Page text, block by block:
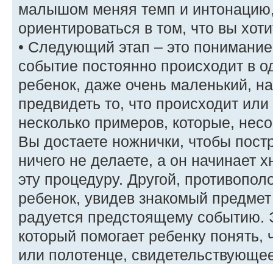
малышом меняя темп и
ориентироваться в том, что вы
• Следующий этап – это
событие постоянно происходит в
ребенок, даже очень маленький,
предвидеть то, что происходит
несколько примеров, которые,
Вы достаете ножнички, чтобы
ничего не делаете, а он начинает
эту процедуру. Другой,
ребенок, увидев знакомый
радуется предстоящему событию.
который помогает ребенку
или полотенце,